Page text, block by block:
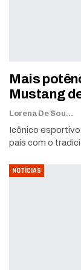
Mais
Mustang
Lorena De Sousa
Icônico
país com o
NOTÍCIAS